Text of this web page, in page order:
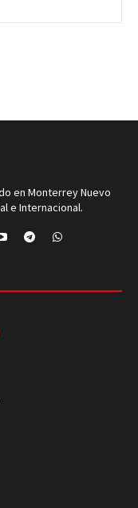
en Monterrey Nuevo
e Internacional.